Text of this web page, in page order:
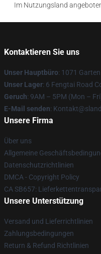
Im Nutzungsland
Kontaktieren Sie uns
Unser Hauptbüro: 1071
Unser Lager: 6 Fengtai Road
Geruch: 9AM – 5PM (Mon –
E-Mail senden:
Unsere Firma
Über uns
Allgemeine
Datenschutzrichtlinien
DMCA - Copyright Policy
CA SB657:
Unsere Unterstützung
Versand und Lieferrichtlinien
Zahlungsbedingungen
Return & Refund Richtlinien